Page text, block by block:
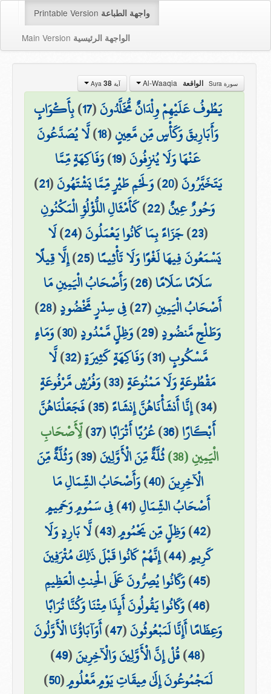
Printable Version واجهة الطباعة
Main Version الواجهة الرئيسية
سورة Sura الواقعة آية Aya38
يَطُوفُ عَلَيْهِمْ وِلْدَانٌ مُّخَلَّدُونَ(
17
)بِأَكْوَابٍ
وَأَبَارِيقَ وَكَأْسٍ مِّن مَّعِينٍ(
18
)لَّا يُصَدَّعُونَ
عَنْهَا وَلَا يُنزِفُونَ(
19
)وَفَاكِهَةٍ مِّمَّا
يَتَخَيَّرُونَ(
20
)وَلَحْمِ طَيْرٍ مِّمَّا يَشْتَهُونَ(
21
)
وَحُورٌ عِينٌ(
22
)كَأَمْثَالِ اللُّؤْلُؤِ الْمَكْنُونِ
(
23
)جَزَاءً بِمَا كَانُوا يَعْمَلُونَ(
24
)لَا
يَسْمَعُونَ فِيهَا لَغْوًا وَلَا تَأْثِيمًا(
25
)إِلَّا قِيلًا
سَلَامًا سَلَامًا(
26
)وَأَصْحَابُ الْيَمِينِ مَا
أَصْحَابُ الْيَمِينِ(
27
)فِي سِدْرٍ مَّخْضُودٍ(
28
)
وَطَلْحٍ مَّنضُودٍ(
29
)وَظِلٍّ مَّمْدُودٍ(
30
)وَمَاءٍ
مَّسْكُوبٍ(
31
)وَفَاكِهَةٍ كَثِيرَةٍ(
32
)لَّا
مَقْطُوعَةٍ وَلَا مَمْنُوعَةٍ(
33
)وَفُرُشٍ مَّرْفُوعَةٍ
(
34
)إِنَّا أَنشَأْنَاهُنَّ إِنشَاءً(
35
)فَجَعَلْنَاهُنَّ
أَبْكَارًا(
36
)عُرُبًا أَتْرَابًا(
37
)لِّأَصْحَابِ
الْيَمِينِ (38)
ثُلَّةٌ مِّنَ الْأَوَّلِينَ(
39
)وَثُلَّةٌ مِّنَ
الْآخِرِينَ(
40
)وَأَصْحَابُ الشِّمَالِ مَا
أَصْحَابُ الشِّمَالِ(
41
)فِي سَمُومٍ وَحَمِيمٍ
(
42
)وَظِلٍّ مِّن يَحْمُومٍ(
43
)لَّا بَارِدٍ وَلَا
كَرِيمٍ(
44
)إِنَّهُمْ كَانُوا قَبْلَ ذَٰلِكَ مُتْرَفِينَ
(
45
)وَكَانُوا يُصِرُّونَ عَلَى الْحِنثِ الْعَظِيمِ
(
46
)وَكَانُوا يَقُولُونَ أَئِذَا مِتْنَا وَكُنَّا تُرَابًا
وَعِظَامًا أَإِنَّا لَمَبْعُوثُونَ(
47
)أَوَآبَاؤُنَا الْأَوَّلُونَ
(
48
)قُلْ إِنَّ الْأَوَّلِينَ وَالْآخِرِينَ(
49
)
لَمَجْمُوعُونَ إِلَىٰ مِيقَاتِ يَوْمٍ مَّعْلُومٍ(
50
)